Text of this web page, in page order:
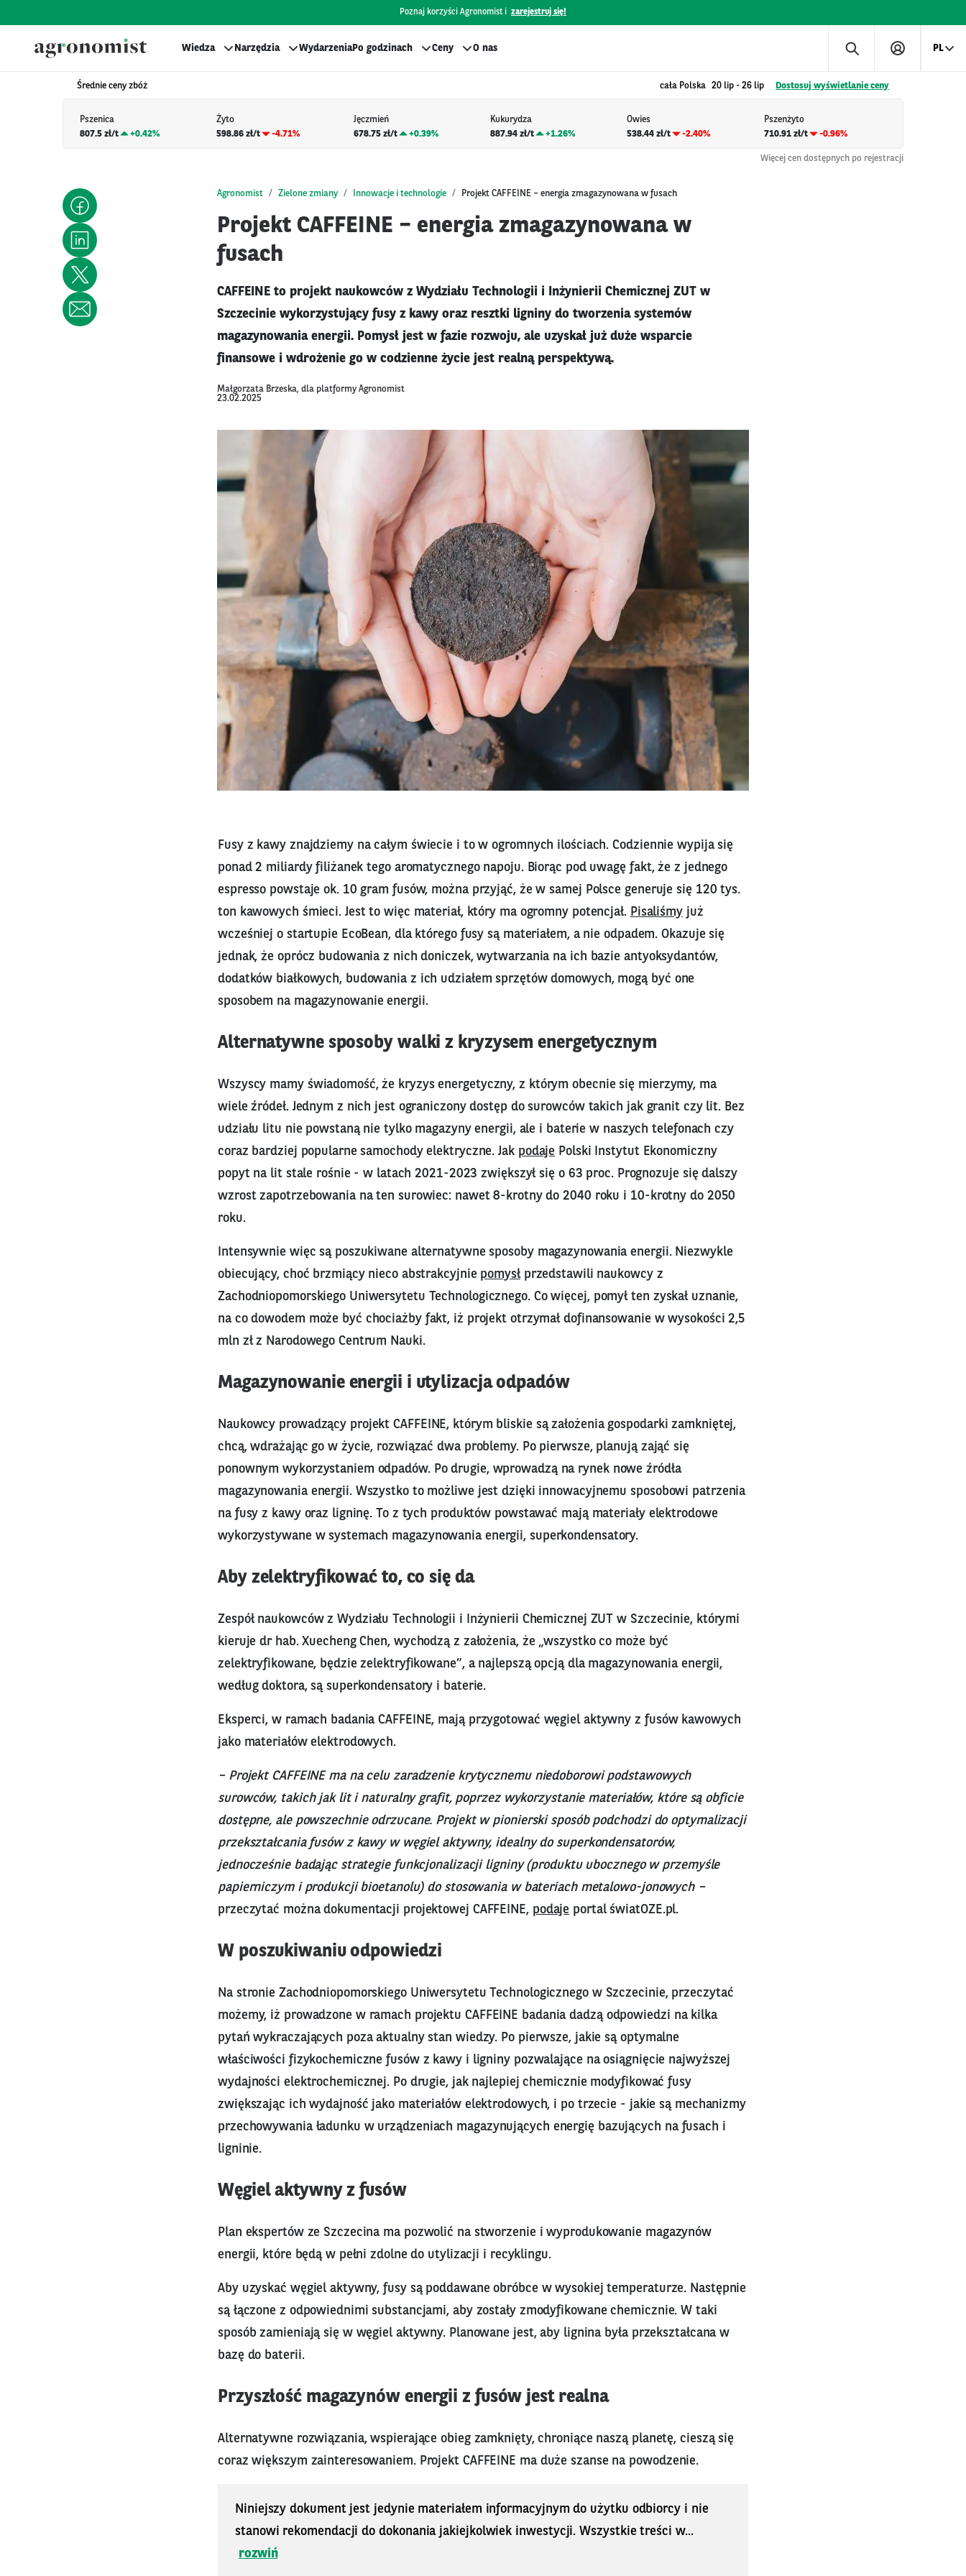
Poznaj korzyści Agronomist i zarejestruj się!
Wiedza Narzędzia WydarzeniaPo godzinach Ceny O nas PL
Średnie ceny zbóż cała Polska 20 lip - 26 lip Dostosuj wyświetlanie ceny
Pszenica
807.5 zł/t
+0.42%
Żyto
598.86 zł/t
-4.71%
Jęczmień
678.75 zł/t
+0.39%
Kukurydza
887.94 zł/t
+1.26%
Owies
538.44 zł/t
-2.40%
Pszenżyto
710.91 zł/t
-0.96%
Więcej cen dostępnych po rejestracji
Agronomist Zielone zmiany Innowacje i technologie Projekt CAFFEINE – energia zmagazynowana w fusach
Projekt CAFFEINE – energia zmagazynowana w
fusach
CAFFEINE to projekt naukowców z Wydziału Technologii i Inżynierii Chemicznej ZUT w
Szczecinie wykorzystujący fusy z kawy oraz resztki ligniny do tworzenia systemów
magazynowania energii. Pomysł jest w fazie rozwoju, ale uzyskał już duże wsparcie
finansowe i wdrożenie go w codzienne życie jest realną perspektywą.
Małgorzata Brzeska, dla platformy Agronomist
23.02.2025
Fusy z kawy znajdziemy na całym świecie i to w ogromnych ilościach. Codziennie wypija się
ponad 2 miliardy filiżanek tego aromatycznego napoju. Biorąc pod uwagę fakt, że z jednego
espresso powstaje ok. 10 gram fusów, można przyjąć, że w samej Polsce generuje się 120 tys.
ton kawowych śmieci. Jest to więc materiał, który ma ogromny potencjał. Pisaliśmyjuż
wcześniej o startupie EcoBean, dla którego fusy są materiałem, a nie odpadem. Okazuje się
jednak, że oprócz budowania z nich doniczek, wytwarzania na ich bazie antyoksydantów,
dodatków białkowych, budowania z ich udziałem sprzętów domowych, mogą być one
sposobem na magazynowanie energii.
Alternatywne sposoby walki z kryzysem energetycznym
Wszyscy mamy świadomość, że kryzys energetyczny, z którym obecnie się mierzymy, ma
wiele źródeł. Jednym z nich jest ograniczony dostęp do surowców takich jak granit czy lit. Bez
udziału litu nie powstaną nie tylko magazyny energii, ale i baterie w naszych telefonach czy
coraz bardziej popularne samochody elektryczne. Jak podaje Polski Instytut Ekonomiczny
popyt na lit stale rośnie - w latach 2021-2023 zwiększył się o 63 proc. Prognozuje się dalszy
wzrost zapotrzebowania na ten surowiec: nawet 8-krotny do 2040 roku i 10-krotny do 2050
roku.
Intensywnie więc są poszukiwane alternatywne sposoby magazynowania energii. Niezwykle
obiecujący, choć brzmiący nieco abstrakcyjnie pomysłprzedstawili naukowcy z
Zachodniopomorskiego Uniwersytetu Technologicznego. Co więcej, pomył ten zyskał uznanie,
na co dowodem może być chociażby fakt, iż projekt otrzymał dofinansowanie w wysokości 2,5
mln zł z Narodowego Centrum Nauki.
Magazynowanie energii i utylizacja odpadów
Naukowcy prowadzący projekt CAFFEINE, którym bliskie są założenia gospodarki zamkniętej,
chcą, wdrażając go w życie, rozwiązać dwa problemy. Po pierwsze, planują zająć się
ponownym wykorzystaniem odpadów. Po drugie, wprowadzą na rynek nowe źródła
magazynowania energii. Wszystko to możliwe jest dzięki innowacyjnemu sposobowi patrzenia
na fusy z kawy oraz ligninę. To z tych produktów powstawać mają materiały elektrodowe
wykorzystywane w systemach magazynowania energii, superkondensatory.
Aby zelektryfikować to, co się da
Zespół naukowców z Wydziału Technologii i Inżynierii Chemicznej ZUT w Szczecinie, którymi
kieruje dr hab. Xuecheng Chen, wychodzą z założenia, że „wszystko co może być
zelektryfikowane, będzie zelektryfikowane”, a najlepszą opcją dla magazynowania energii,
według doktora, są superkondensatory i baterie.
Eksperci, w ramach badania CAFFEINE, mają przygotować węgiel aktywny z fusów kawowych
jako materiałów elektrodowych.
– Projekt CAFFEINE ma na celu zaradzenie krytycznemu niedoborowi podstawowych
surowców, takich jak lit i naturalny grafit, poprzez wykorzystanie materiałów, które są obficie
dostępne, ale powszechnie odrzucane. Projekt w pionierski sposób podchodzi do optymalizacji
przekształcania fusów z kawy w węgiel aktywny, idealny do superkondensatorów,
jednocześnie badając strategie funkcjonalizacji ligniny (produktu ubocznego w przemyśle
papierniczym i produkcji bioetanolu) do stosowania w bateriach metalowo-jonowych –
przeczytać można dokumentacji projektowej CAFFEINE, podaje portal światOZE.pl.
W poszukiwaniu odpowiedzi
Na stronie Zachodniopomorskiego Uniwersytetu Technologicznego w Szczecinie, przeczytać
możemy, iż prowadzone w ramach projektu CAFFEINE badania dadzą odpowiedzi na kilka
pytań wykraczających poza aktualny stan wiedzy. Po pierwsze, jakie są optymalne
właściwości fizykochemiczne fusów z kawy i ligniny pozwalające na osiągnięcie najwyższej
wydajności elektrochemicznej. Po drugie, jak najlepiej chemicznie modyfikować fusy
zwiększając ich wydajność jako materiałów elektrodowych, i po trzecie - jakie są mechanizmy
przechowywania ładunku w urządzeniach magazynujących energię bazujących na fusach i
ligninie.
Węgiel aktywny z fusów
Plan ekspertów ze Szczecina ma pozwolić na stworzenie i wyprodukowanie magazynów
energii, które będą w pełni zdolne do utylizacji i recyklingu.
Aby uzyskać węgiel aktywny, fusy są poddawane obróbce w wysokiej temperaturze. Następnie
są łączone z odpowiednimi substancjami, aby zostały zmodyfikowane chemicznie. W taki
sposób zamieniają się w węgiel aktywny. Planowane jest, aby lignina była przekształcana w
bazę do baterii.
Przyszłość magazynów energii z fusów jest realna
Alternatywne rozwiązania, wspierające obieg zamknięty, chroniące naszą planetę, cieszą się
coraz większym zainteresowaniem. Projekt CAFFEINE ma duże szanse na powodzenie.
Niniejszy dokument jest jedynie materiałem informacyjnym do użytku odbiorcy i nie
stanowi rekomendacji do dokonania jakiejkolwiek inwestycji. Wszystkie treści w...
rozwiń